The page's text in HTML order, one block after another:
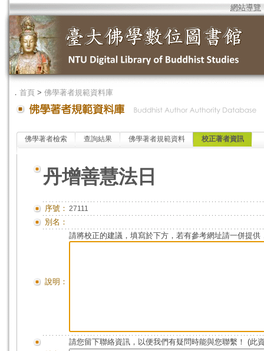
網站導覽
． 首頁 > 佛學著者規範資料庫
佛學著者檢索 查詢結果 佛學著者規範資料 校正著者資訊
丹增善慧法日
序號： 27111
別名：
說明：
請將校正的建議，填寫於下方，若有參考網址請一併提供
請您留下聯絡資訊，以便我們有疑問時能與您聯繫！ (此